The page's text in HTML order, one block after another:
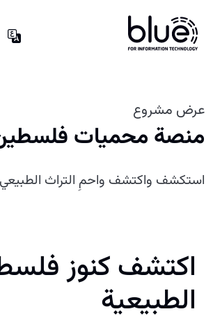
عرض مشروع
منصة محميات
استكشف واكتشف واحمِ التراث
اكتشف كنوز
الطبيعية